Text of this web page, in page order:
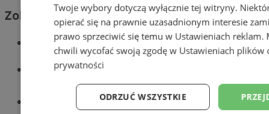
Zobacz również
Wiadomości kryminalne w Wodzisławiu
Wiadomości lokalne
Tworzenie stron www - Wodzisław
Twoje wybory dotyczą wyłącznie tej witryny.
opierać się na prawnie uzasadnionym interesie
prawo sprzeciwić się temu w Ustawieniach reklam.
chwili wycofać swoją zgodę w Ustawieniach plików
prywatności
ODRZUĆ WSZYSTKIE